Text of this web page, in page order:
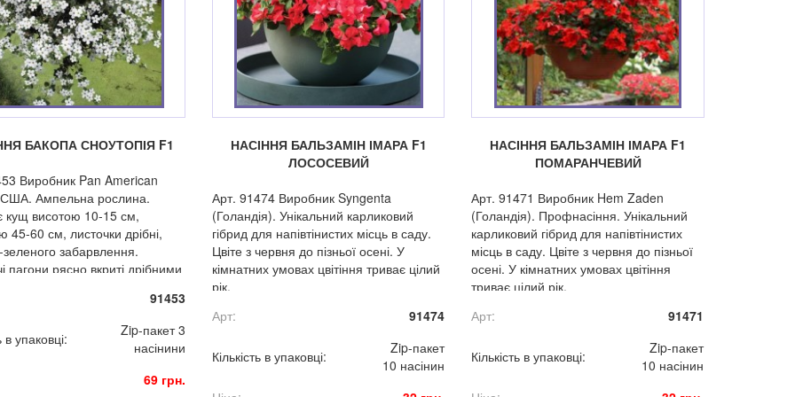
БАКОПА СНОУТОПІЯ F1
Виробник Pan American
Ампельна рослина.
кущ висотою 10-15 см,
45-60 см, листочки дрібні,
забарвлення.
пагони рясно вкриті дрібними
при несприятливих91453
в упаковці:
Zip-пакет 3
насінини
69 грн.
НАСІННЯ БАЛЬЗАМІН ІМАРА F1
ЛОСОСЕВИЙ
Арт. 91474 Виробник Syngenta
(Голандія). Унікальний карликовий
гібрид для напівтінистих місць в саду.
Цвіте з червня до пізньої осені. У
кімнатних умовах цвітіння триває цілий
рік.
Арт:
91474
Кількість в упаковці:
Zip-пакет
10 насінин
НАСІННЯ БАЛЬЗАМІН ІМАРА F1
ПОМАРАНЧЕВИЙ
Арт. 91471 Виробник Hem Zaden
(Голандія). Профнасіння. Унікальний
карликовий гібрид для напівтінистих
місць в саду. Цвіте з червня до пізньої
осені. У кімнатних умовах цвітіння
триває цілий рік.
Арт:
91471
Кількість в упаковці:
Zip-пакет
10 насінин